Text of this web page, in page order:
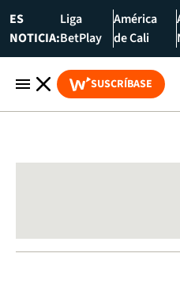
ES
NOTICIA:
Liga
BetPlay
América
de Cali
SUSCRÍBASE